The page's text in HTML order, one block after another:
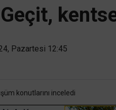
Geçit,
Pazartesi 12:45